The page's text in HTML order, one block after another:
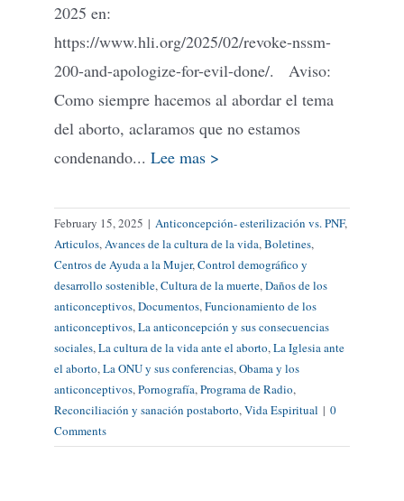
2025 en:
https://www.hli.org/2025/02/revoke-nssm-
200-and-apologize-for-evil-done/. Aviso:
Como siempre hacemos al abordar el tema
del aborto, aclaramos que no estamos
condenando... Lee mas >
February 15, 2025 | Anticoncepción- esterilización vs. PNF,
Articulos, Avances de la cultura de la vida, Boletines,
Centros de Ayuda a la Mujer, Control demográfico y
desarrollo sostenible, Cultura de la muerte, Daños de los
anticonceptivos, Documentos, Funcionamiento de los
anticonceptivos, La anticoncepción y sus consecuencias
sociales, La cultura de la vida ante el aborto, La Iglesia ante
el aborto, La ONU y sus conferencias, Obama y los
anticonceptivos, Pornografía, Programa de Radio,
Reconciliación y sanación postaborto, Vida Espiritual | 0
Comments